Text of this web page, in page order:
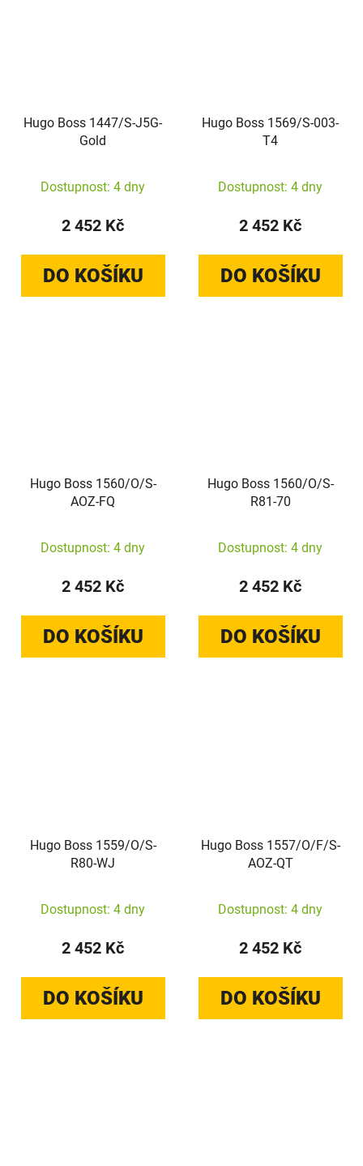
Hugo Boss 1447/S-J5G-
Gold
Dostupnost: 4 dny
2 452 Kč
DO KOŠÍKU
Hugo Boss 1569/S-003-
T4
Dostupnost: 4 dny
2 452 Kč
DO KOŠÍKU
Hugo Boss 1560/O/S-
AOZ-FQ
Dostupnost: 4 dny
2 452 Kč
DO KOŠÍKU
Hugo Boss 1560/O/S-
R81-70
Dostupnost: 4 dny
2 452 Kč
DO KOŠÍKU
Hugo Boss 1559/O/S-
R80-WJ
Dostupnost: 4 dny
2 452 Kč
DO KOŠÍKU
Hugo Boss 1557/O/F/S-
AOZ-QT
Dostupnost: 4 dny
2 452 Kč
DO KOŠÍKU